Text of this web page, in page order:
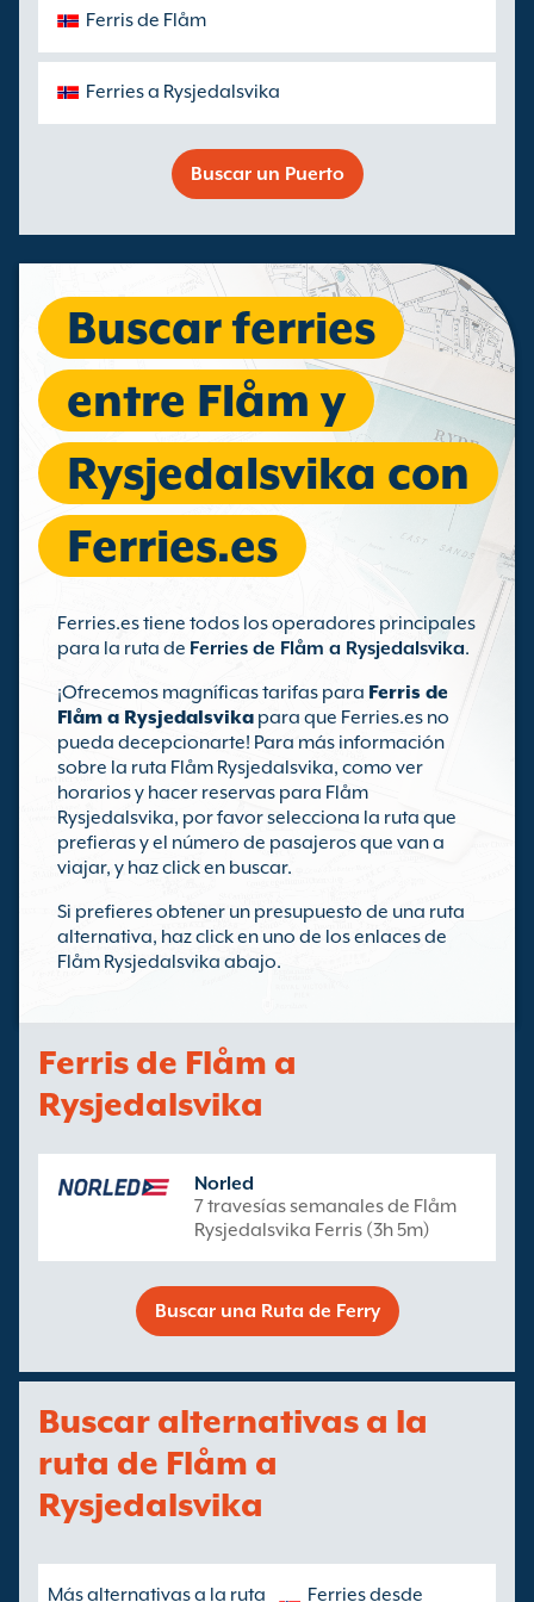
Ferris de Flåm
Ferries a Rysjedalsvika
Buscar un Puerto
Buscar ferries
entre Flåm y
Rysjedalsvika con
Ferries.es
Ferries.es tiene todos los operadores principales
para la ruta de Ferries de Flåm a Rysjedalsvika.
¡Ofrecemos magníficas tarifas para Ferris de
Flåm a Rysjedalsvika para que Ferries.es no
pueda decepcionarte! Para más información
sobre la ruta Flåm Rysjedalsvika, como ver
horarios y hacer reservas para Flåm
Rysjedalsvika, por favor selecciona la ruta que
prefieras y el número de pasajeros que van a
viajar, y haz click en buscar.
Si prefieres obtener un presupuesto de una ruta
alternativa, haz click en uno de los enlaces de
Flåm Rysjedalsvika abajo.
Ferris de Flåm a
Rysjedalsvika
Norled
7 travesías semanales de Flåm
Rysjedalsvika Ferris (3h 5m)
Buscar una Ruta de Ferry
Buscar alternativas a la
ruta de Flåm a
Rysjedalsvika
Más alternativas a la ruta Ferries desde